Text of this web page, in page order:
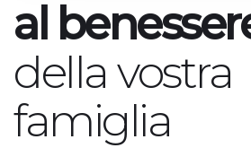
al
della vostra
famiglia